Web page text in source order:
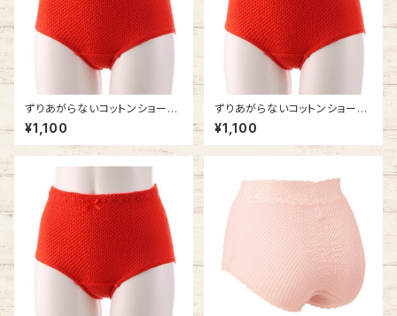
ずりあがらないコットンショーツ
Mサイズ エトワール841 赤 ベ
ーシック 赤パン 鹿の子編み 赤
い下着
¥1,100
ずりあがらないコットンショーツ
Lサイズ エトワール841 赤 ベー
シック フルバック 赤パン 鹿の子
編み 赤い下着
¥1,100